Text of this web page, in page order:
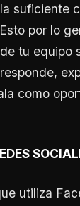
suficiente
por lo
tu equipo
como
utiliza